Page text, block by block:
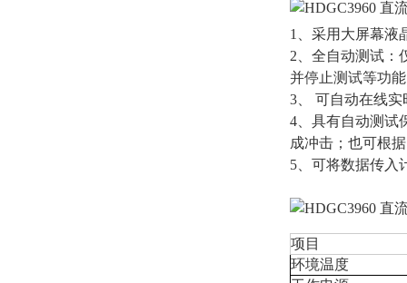
1、采用大屏幕液
2、全自动测试：
并停止测试等功
3、 可自动在线
4、具有自动测试
成冲击；也可根
5、可将数据传入
项目
环境温度